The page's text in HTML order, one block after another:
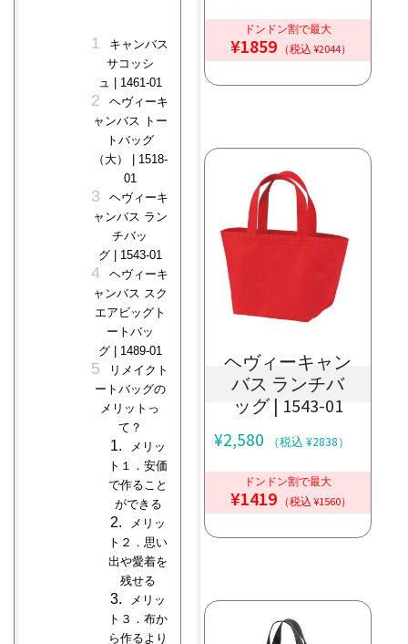
キャンバス
サコッシ
ュ | 1461-01
ヘヴィーキ
ャンバス トー
トバッグ
（大） | 1518-
01
ヘヴィーキ
ャンバス ラン
チバッ
グ | 1543-01
ヘヴィーキ
ャンバス スク
エアビッグト
ートバッ
グ | 1489-01
リメイクト
ートバッグの
メリットっ
て？
メリッ
ト１．安価
で作ること
ができる
メリッ
ト２．思い
出や愛着を
残せる
メリッ
ト３．布か
ら作るより
ドンドン割で最大
¥1859 （税込 ¥2044）
ヘヴィーキャン
バス ランチバ
ッグ | 1543-01
¥2,580 （税込 ¥2838）
ドンドン割で最大
¥1419 （税込 ¥1560）